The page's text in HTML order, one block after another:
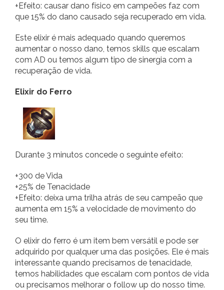
+Efeito: causar dano físico em campeões faz com
que 15% do dano causado seja recuperado em vida.
Este elixir é mais adequado quando queremos
aumentar o nosso dano, temos skills que escalam
com AD ou temos algum tipo de sinergia com a
recuperação de vida.
Elixir do Ferro
Durante 3 minutos concede o seguinte efeito:
+300 de Vida
+25% de Tenacidade
+Efeito: deixa uma trilha atrás de seu campeão que
aumenta em 15% a velocidade de movimento do
seu time.
O elixir do ferro é um item bem versátil e pode ser
adquirido por qualquer uma das posições. Ele é mais
interessante quando precisamos de tenacidade,
temos habilidades que escalam com pontos de vida
ou precisamos melhorar o follow up do nosso time.